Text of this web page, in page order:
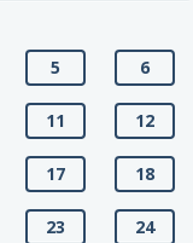
5 6
11 12
17 18
23 24